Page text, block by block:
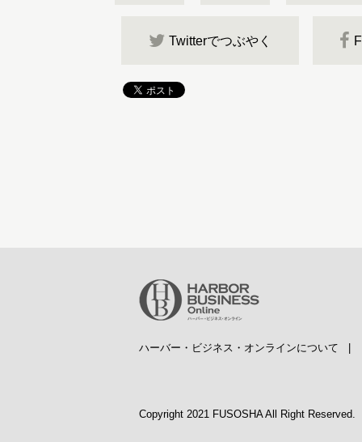
Twitterでつぶやく
ハーバー・ビジネス・オンラインについて
Copyright 2021 FUSOSHA All Right Reserved.